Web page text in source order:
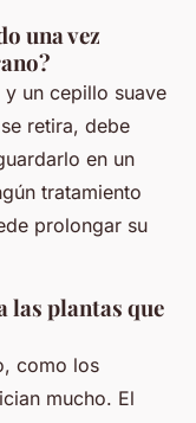
una vez
un cepillo suave
retira, debe
en un
tratamiento
prolongar su
las plantas que
como los
mucho. El